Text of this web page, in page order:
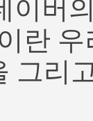
이버
란
그리